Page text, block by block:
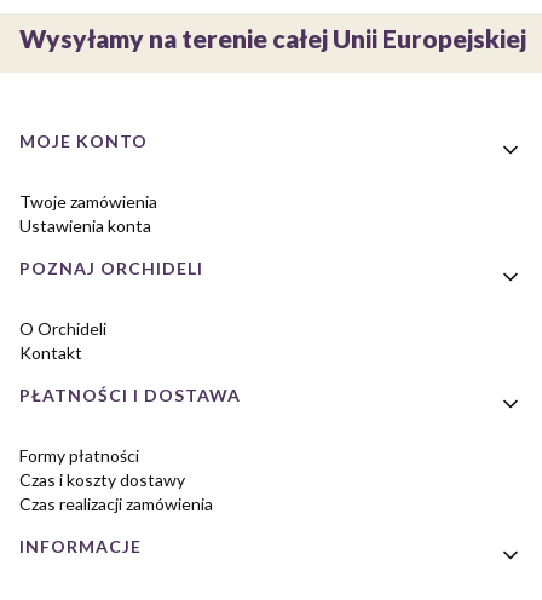
Wysyłamy na terenie całej Unii Europejskiej
Linki w stopce
MOJE KONTO
Twoje zamówienia
Ustawienia konta
POZNAJ ORCHIDELI
O Orchideli
Kontakt
PŁATNOŚCI I DOSTAWA
Formy płatności
Czas i koszty dostawy
Czas realizacji zamówienia
INFORMACJE